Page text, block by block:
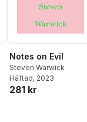
Notes on Evil
Steven Warwick
Häftad, 2023
281 kr